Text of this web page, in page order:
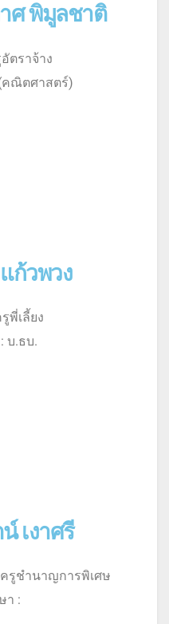
ศ พิมูลชาติ
ตราจ้าง
คณิตศาสตร์)
ก้วพวง
พี่เลี้ยง
บ.ธบ.
เงาศรี
รูชำนาญการพิเศษ
า :